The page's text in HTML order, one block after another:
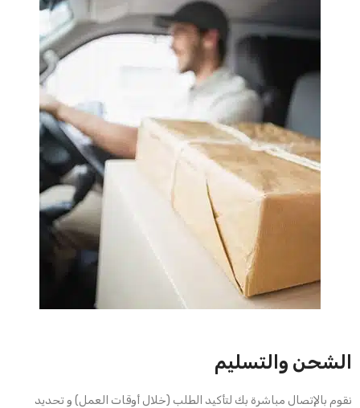
الشحن والتسليم
نقوم بالإتصال مباشرة بك لتأكيد الطلب (خلال أوقات العمل) و تحديد